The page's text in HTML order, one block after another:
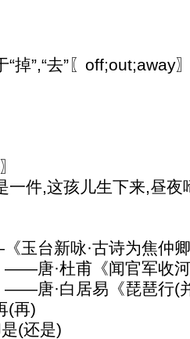
“掉”,“去”〖off;out;away
一件,这孩儿生下来,昼夜
玉台新咏·古诗为焦仲
——唐·杜甫《闻官军收
——唐·白居易《琵琶行(
(再)
(还是)